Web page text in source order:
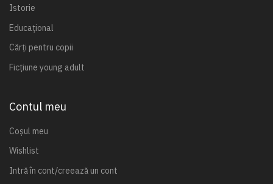
Istorie
Educațional
Cărți pentru copii
Ficțiune young adult
Contul meu
Coșul meu
Wishlist
Intră în cont/creează un cont